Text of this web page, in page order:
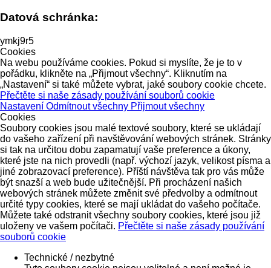
Datová schránka:
ymkj9r5
Cookies
Na webu používáme cookies. Pokud si myslíte, že je to v
pořádku, klikněte na „Přijmout všechny“. Kliknutím na
„Nastavení“ si také můžete vybrat, jaké soubory cookie chcete.
Přečtěte si naše zásady používání souborů cookie
Nastavení Odmítnout všechny Přijmout všechny
Cookies
Soubory cookies jsou malé textové soubory, které se ukládají
do vašeho zařízení při navštěvování webových stránek. Stránky
si tak na určitou dobu zapamatují vaše preference a úkony,
které jste na nich provedli (např. výchozí jazyk, velikost písma a
jiné zobrazovací preference). Příští návštěva tak pro vás může
být snazší a web bude užitečnější. Při procházení našich
webových stránek můžete změnit své předvolby a odmítnout
určité typy cookies, které se mají ukládat do vašeho počítače.
Můžete také odstranit všechny soubory cookies, které jsou již
uloženy ve vašem počítači. Přečtěte si naše zásady používání
souborů cookie
Technické / nezbytné